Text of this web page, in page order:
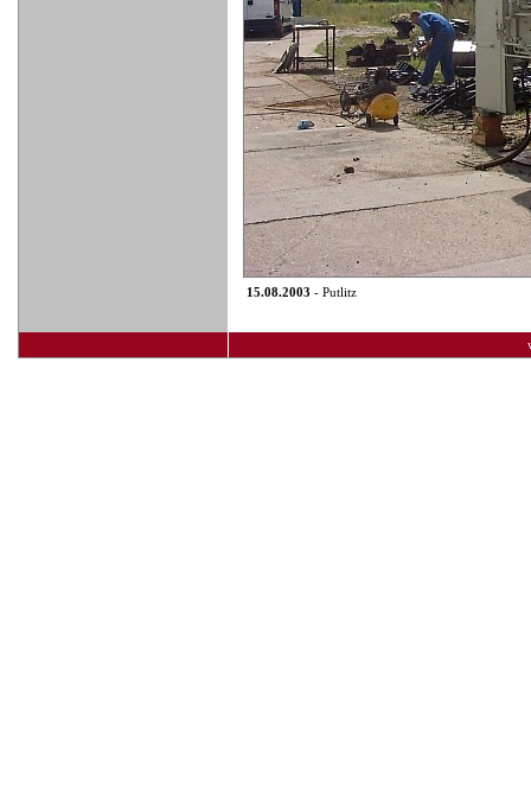
15.08.2003 - Putlitz